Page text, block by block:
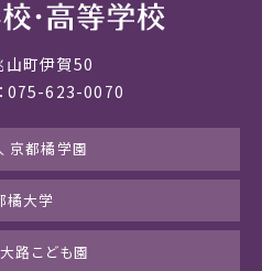
町伊賀50
075-623-0070
京都橘学園
橘大学
路こども園